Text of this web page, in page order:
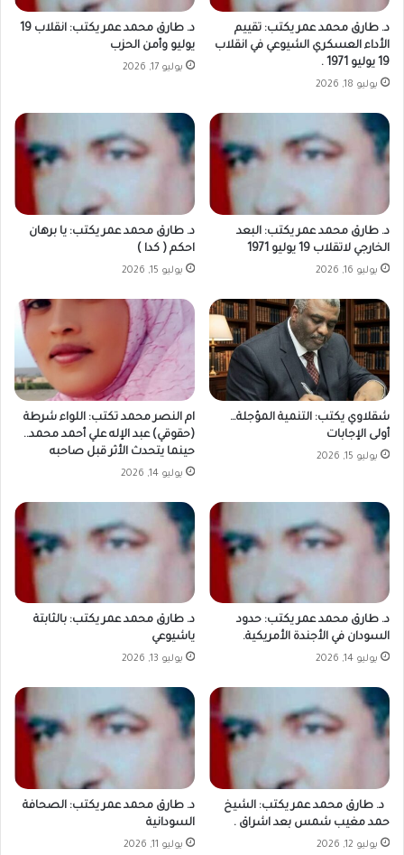
د. طارق محمد عمر يكتب: تقييم
الأداء العسكري الشيوعي في انقلاب
19 يوليو 1971 .
يوليو 18, 2026
د. طارق محمد عمر يكتب: انقلاب 19
يوليو وأمن الحزب
يوليو 17, 2026
د. طارق محمد عمر يكتب: البعد
الخارجي لاتقلاب 19 يوليو 1971
يوليو 16, 2026
د. طارق محمد عمر يكتب: يا برهان
احكم ( كدا )
يوليو 15, 2026
شقلاوي يكتب: التنمية المؤجلة…
أولى الإجابات
يوليو 15, 2026
ام النصر محمد تكتب: اللواء شرطة
(حقوقي) عبد الإله علي أحمد محمد..
حينما يتحدث الأثر قبل صاحبه
يوليو 14, 2026
د. طارق محمد عمر يكتب: حدود
السودان في الأجندة الأمريكية.
يوليو 14, 2026
د. طارق محمد عمر يكتب: بالثابتة
ياشيوعي
يوليو 13, 2026
د. طارق محمد عمر يكتب: الشيخ
حمد مغيب شمس بعد اشراق .
يوليو 12, 2026
د. طارق محمد عمر يكتب: الصحافة
السودانية
يوليو 11, 2026